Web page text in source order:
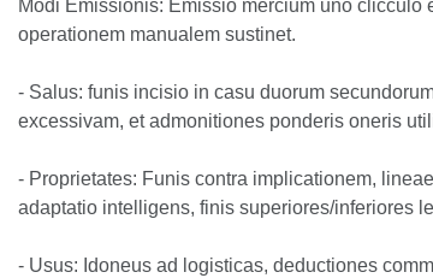
Modi Emissionis: Emissio mercium uno clicculo
operationem manualem sustinet.
- Salus: funis incisio in casu duorum
excessivam, et admonitiones ponderis oneris
- Proprietates: Funis contra implicationem,
adaptatio intelligens, finis superiores/inferiores
- Usus: Idoneus ad logisticas, deductiones